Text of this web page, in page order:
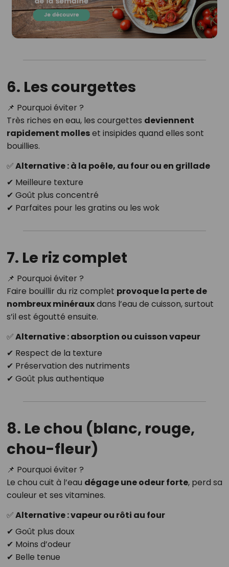
6. Les courgettes
📌 Pourquoi éviter ?
Très riches en eau, les courgettes deviennent
rapidement molleset insipides quand elles sont
bouillies.
✅ Alternative : à la poêle, au four ou en grillade
✔ Meilleure texture
✔ Goût plus concentré
✔ Parfaites pour les gratins ou les wok
7. Le riz complet
📌 Pourquoi éviter ?
Faire bouillir du riz complet provoque la perte de
nombreux minérauxdans l’eau de cuisson, surtout
s’il est égoutté ensuite.
✅ Alternative : absorption ou cuisson vapeur
✔ Respect de la texture
✔ Préservation des nutriments
✔ Goût plus authentique
8. Le chou (blanc, rouge,
chou-fleur)
📌 Pourquoi éviter ?
Le chou cuit à l’eau dégage une odeur forte, perd sa
couleur et ses vitamines.
✅ Alternative : vapeur ou rôti au four
✔ Goût plus doux
✔ Moins d’odeur
✔ Belle tenue